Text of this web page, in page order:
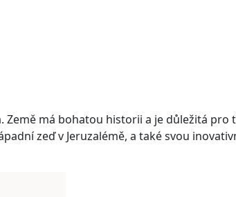
Země má bohatou historii a je důležitá
zeď v Jeruzalémě, a také svou